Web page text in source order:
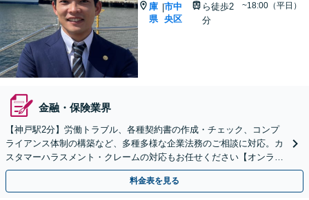
庫
県
|市中
央区
ら徒歩2
分
~18:00（平日）
金融・保険業界
【神戸駅2分】労働トラブル、各種契約書の作成・チェック、コンプ
ライアンス体制の構築など、多種多様な企業法務のご相談に対応。カ
スタマーハラスメント・クレームの対応もお任せください【オンライ
ン相談OK】【夜間・休日相談可（要予約）】
料金表を見る